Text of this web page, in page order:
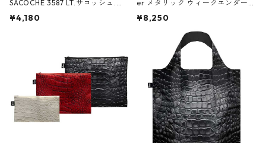
SACOCHE 3587 LT.サコッシュ.ル
ミエ-B ショルダーバッグ グロスピ
¥4,180
er メタリック ウィークエンダー
ボストンバッグ ショルダーバッグ
Black ジャン=ミッシェル・バスキ
ア/クラウン ブラック
¥8,250